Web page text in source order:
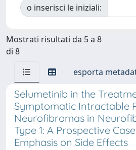
o inserisci le iniziali:
Mostrati risultati da 5 a 8
di 8
esporta
Selumetinib in the
Symptomatic Intractable
Neurofibromas in
Type 1: A Prospective
Emphasis on Side Effects